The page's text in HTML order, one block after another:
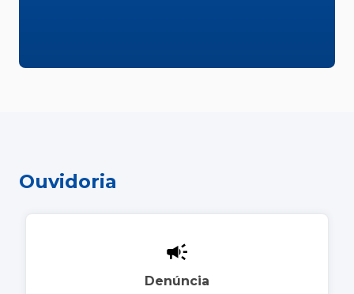
Ouvidoria
Denúncia